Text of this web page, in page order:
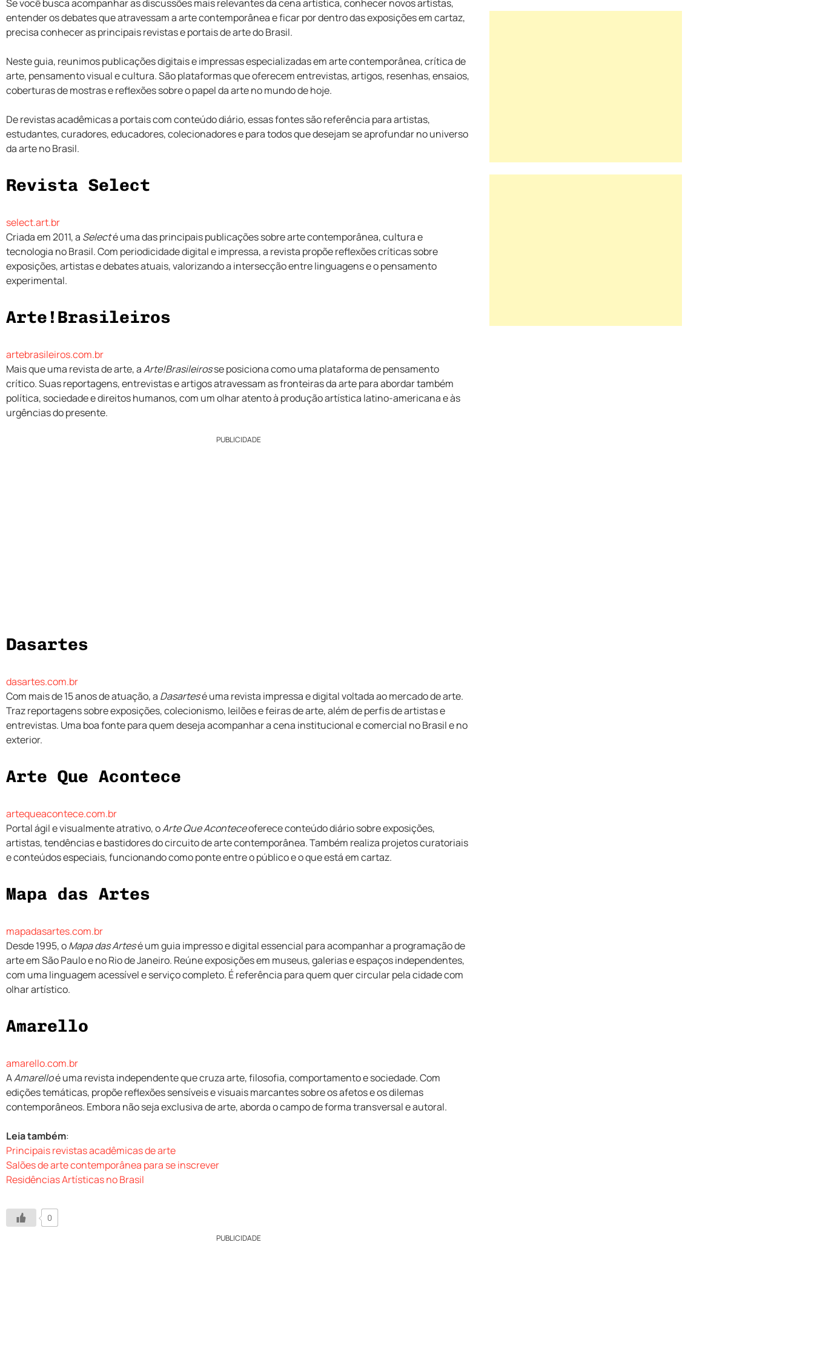
Se você busca acompanhar as discussões mais relevantes da cena artística, conhecer novos artistas,
entender os debates que atravessam a arte contemporânea e ficar por dentro das exposições em cartaz,
precisa conhecer as principais revistas e portais de arte do Brasil.
Neste guia, reunimos publicações digitais e impressas especializadas em arte contemporânea, crítica de
arte, pensamento visual e cultura. São plataformas que oferecem entrevistas, artigos, resenhas, ensaios,
coberturas de mostras e reflexões sobre o papel da arte no mundo de hoje.
De revistas acadêmicas a portais com conteúdo diário, essas fontes são referência para artistas,
estudantes, curadores, educadores, colecionadores e para todos que desejam se aprofundar no universo
da arte no Brasil.
Revista Select
select.art.br
Criada em 2011, a Selecté uma das principais publicações sobre arte contemporânea, cultura e
tecnologia no Brasil. Com periodicidade digital e impressa, a revista propõe reflexões críticas sobre
exposições, artistas e debates atuais, valorizando a intersecção entre linguagens e o pensamento
experimental.
Arte!Brasileiros
artebrasileiros.com.br
Mais que uma revista de arte, aArte!Brasileirosse posiciona como uma plataforma de pensamento
crítico. Suas reportagens, entrevistas e artigos atravessam as fronteiras da arte para abordar também
política, sociedade e direitos humanos, com um olhar atento à produção artística latino-americana e às
urgências do presente.
PUBLICIDADE
Dasartes
dasartes.com.br
Com mais de 15 anos de atuação, a Dasartesé uma revista impressa e digital voltada ao mercado de arte.
Traz reportagens sobre exposições, colecionismo, leilões e feiras de arte, além de perfis de artistas e
entrevistas. Uma boa fonte para quem deseja acompanhar a cena institucional e comercial no Brasil e no
exterior.
Arte Que Acontece
artequeacontece.com.br
Portal ágil e visualmente atrativo, oArte Que Aconteceoferece conteúdo diário sobre exposições,
artistas, tendências e bastidores do circuito de arte contemporânea. Também realiza projetos curatoriais
e conteúdos especiais, funcionando como ponte entre o público e o que está em cartaz.
Mapa das Artes
mapadasartes.com.br
Desde 1995, oMapa das Artesé um guia impresso e digital essencial para acompanhar a programação de
arte em São Paulo e no Rio de Janeiro. Reúne exposições em museus, galerias e espaços independentes,
com uma linguagem acessível e serviço completo. É referência para quem quer circular pela cidade com
olhar artístico.
Amarello
amarello.com.br
AAmarelloé uma revista independente que cruza arte, filosofia, comportamento e sociedade. Com
edições temáticas, propõe reflexões sensíveis e visuais marcantes sobre os afetos e os dilemas
contemporâneos. Embora não seja exclusiva de arte, aborda o campo de forma transversal e autoral.
Leia também:
Principais revistas acadêmicas de arte
Salões de arte contemporânea para se inscrever
Residências Artísticas no Brasil
0
PUBLICIDADE